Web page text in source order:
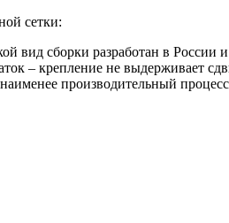
сетки:
вид сборки разработан в
– крепление не выдерживает
производительный